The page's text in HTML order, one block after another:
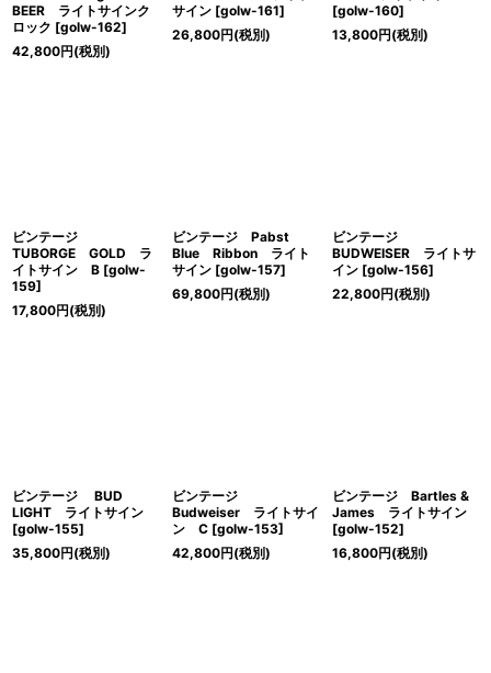
BEER ライトサインク
ロック [golw-162]
42,800円(税別)
サイン [golw-161]
26,800円(税別)
[golw-160]
13,800円(税別)
ビンテージ
TUBORGE GOLD ラ
イトサイン B [golw-
159]
17,800円(税別)
ビンテージ Pabst
Blue Ribbon ライト
サイン [golw-157]
69,800円(税別)
ビンテージ
BUDWEISER ライトサ
イン [golw-156]
22,800円(税別)
ビンテージ BUD
LIGHT ライトサイン
[golw-155]
35,800円(税別)
ビンテージ
Budweiser ライトサイ
ン C [golw-153]
42,800円(税別)
ビンテージ Bartles &
James ライトサイン
[golw-152]
16,800円(税別)